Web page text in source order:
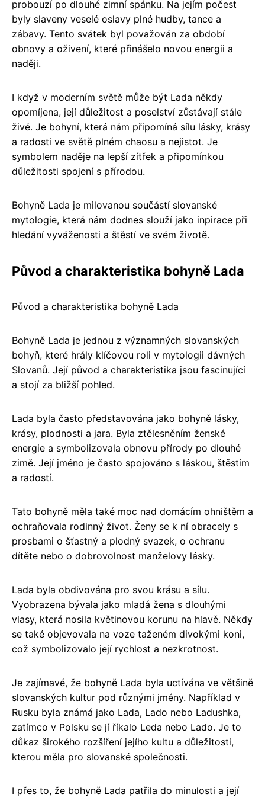
probouzí po dlouhé zimní spánku. Na jejím počest
byly slaveny veselé oslavy plné hudby, tance a
zábavy. Tento svátek byl považován za období
obnovy a oživení, které přinášelo novou energii a
naději.
I když v moderním světě může být Lada někdy
opomíjena, její důležitost a poselství zůstávají stále
živé. Je bohyní, která nám připomíná sílu lásky, krásy
a radosti ve světě plném chaosu a nejistot. Je
symbolem naděje na lepší zítřek a připomínkou
důležitosti spojení s přírodou.
Bohyně Lada je milovanou součástí slovanské
mytologie, která nám dodnes slouží jako inpirace při
hledání vyváženosti a štěstí ve svém životě.
Původ a charakteristika bohyně Lada
Původ a charakteristika bohyně Lada
Bohyně Lada je jednou z významných slovanských
bohyň, které hrály klíčovou roli v mytologii dávných
Slovanů. Její původ a charakteristika jsou fascinující
a stojí za bližší pohled.
Lada byla často představována jako bohyně lásky,
krásy, plodnosti a jara. Byla ztělesněním ženské
energie a symbolizovala obnovu přírody po dlouhé
zimě. Její jméno je často spojováno s láskou, štěstím
a radostí.
Tato bohyně měla také moc nad domácím ohništěm a
ochraňovala rodinný život. Ženy se k ní obracely s
prosbami o šťastný a plodný svazek, o ochranu
dítěte nebo o dobrovolnost manželovy lásky.
Lada byla obdivována pro svou krásu a sílu.
Vyobrazena bývala jako mladá žena s dlouhými
vlasy, která nosila květinovou korunu na hlavě. Někdy
se také objevovala na voze taženém divokými koni,
což symbolizovalo její rychlost a nezkrotnost.
Je zajímavé, že bohyně Lada byla uctívána ve většině
slovanských kultur pod různými jmény. Například v
Rusku byla známá jako Lada, Lado nebo Ladushka,
zatímco v Polsku se jí říkalo Leda nebo Lado. Je to
důkaz širokého rozšíření jejího kultu a důležitosti,
kterou měla pro slovanské společnosti.
I přes to, že bohyně Lada patřila do minulosti a její